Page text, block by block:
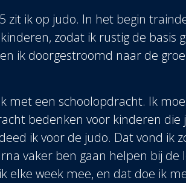
zit ik op judo. In het begin
zodat ik rustig de basis
ik doorgestroomd naar de
met een schoolopdracht. Ik
bedenken voor kinderen die
ik voor de judo. Dat vond ik
vaker ben gaan helpen bij de
elke week mee, en dat doe ik